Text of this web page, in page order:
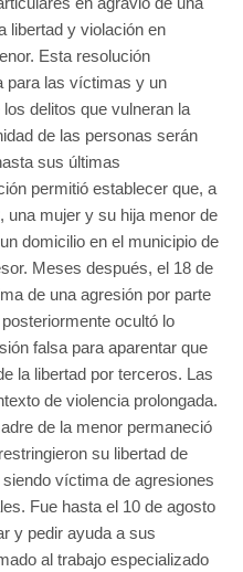
libertad y violación en
Esta resolución
para las víctimas y un
delitos que vulneran la
de las personas serán
sus últimas
permitió establecer que, a
una mujer y su hija menor de
domicilio en el municipio de
Meses después, el 18 de
de una agresión por parte
ocultó lo
falsa para aparentar que
la libertad por terceros. Las
de violencia prolongada.
de la menor permaneció
su libertad de
víctima de agresiones
Fue hasta el 10 de agosto
y pedir ayuda a sus
al trabajo especializado